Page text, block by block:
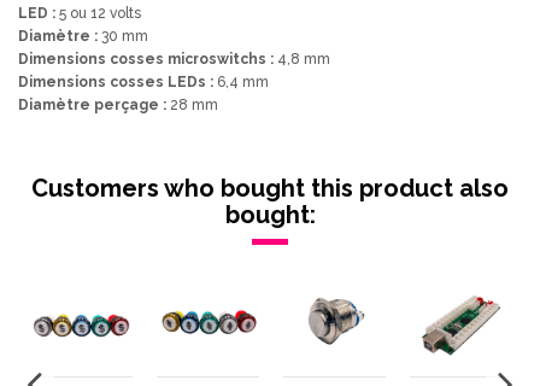
LED : 5 ou 12 volts
Diamètre : 30 mm
Dimensions cosses microswitchs : 4,8 mm
Dimensions cosses LEDs : 6,4 mm
Diamètre perçage : 28 mm
Montage Vissable
30 mm
Customers who bought this product also
bought: